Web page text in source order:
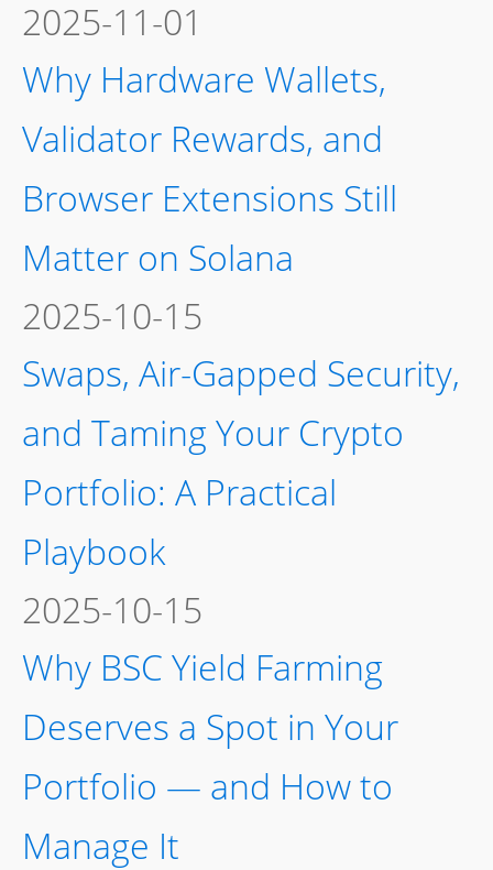
2025-10-15
Why BSC Yield Farming
Deserves a Spot in Your
Portfolio — and How to
Manage It
2025-08-29
Settlement Options and
Disengagement Speed
Compared In between Loki
and Jokabet
2025-08-21
D
2025-07-08
The Hidden Power of the
App Economy: Transforming